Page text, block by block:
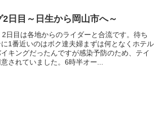
日目～日生から岡山市へ～
2日目は各地からのライダーと合流です。待ち
1番近いのはボク達夫婦まずは何となくホテル
キングだったんですが感染予防のため、テイ
されていました。6時半オー...